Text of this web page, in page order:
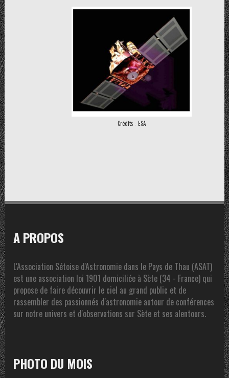
Crédits : ESA
A PROPOS
L'Association Sétoise d'Astronomie dans le Pays de Thau (ASAT)
est une association loi 1901 domiciliée à Sète (34 - France) qui
propose de faire découvrir le ciel au grand public et de
rassembler des passionnés d'astronomie autour de conférences
sur notre univers et d'observations sur Sète et ses alentours.
PHOTO DU MOIS